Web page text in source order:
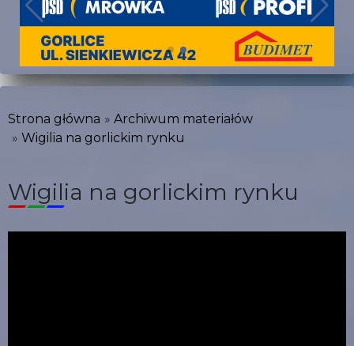
Strona główna
Archiwum materiałów
Wigilia na gorlickim rynku
Wigilia na gorlickim rynku